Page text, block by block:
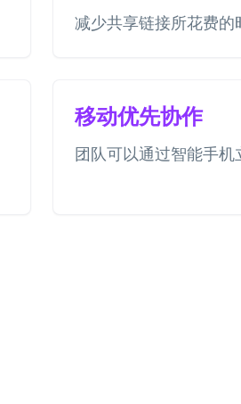
减少共享链接所花费
移动优先协作
团队可以通过智能手